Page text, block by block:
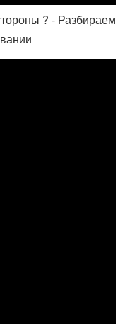
? - Разбираем